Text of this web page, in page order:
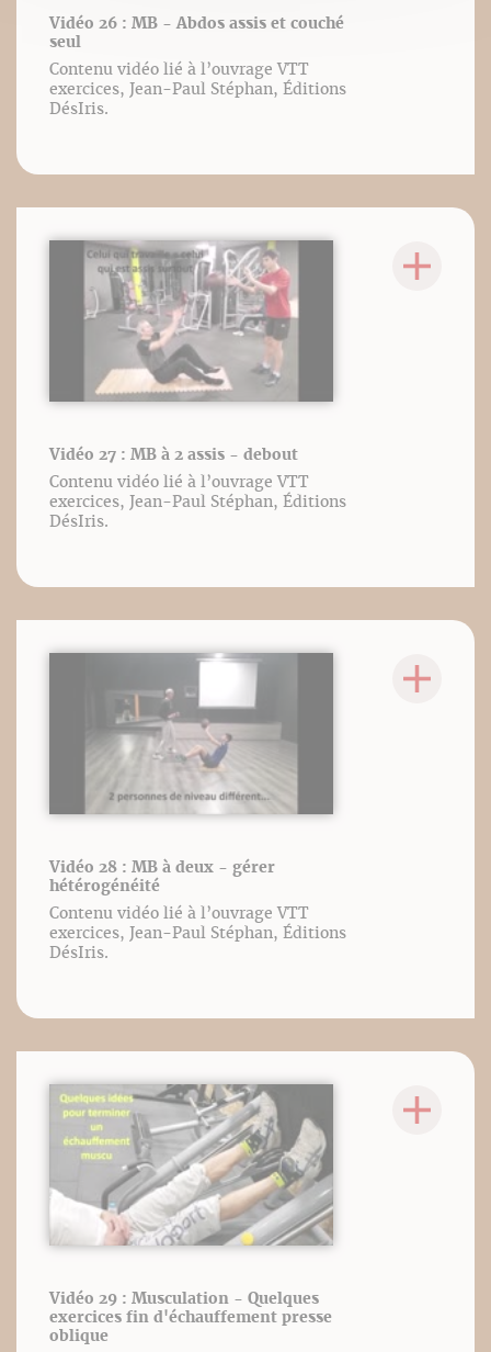
Vidéo 26 : MB - Abdos assis et couché
seul
Contenu vidéo lié à l’ouvrage VTT
exercices, Jean-Paul Stéphan, Éditions
DésIris.
Vidéo 27 : MB à 2 assis - debout
Contenu vidéo lié à l’ouvrage VTT
exercices, Jean-Paul Stéphan, Éditions
DésIris.
Vidéo 28 : MB à deux - gérer
hétérogénéité
Contenu vidéo lié à l’ouvrage VTT
exercices, Jean-Paul Stéphan, Éditions
DésIris.
Vidéo 29 : Musculation - Quelques
exercices fin d'échauffement presse
oblique